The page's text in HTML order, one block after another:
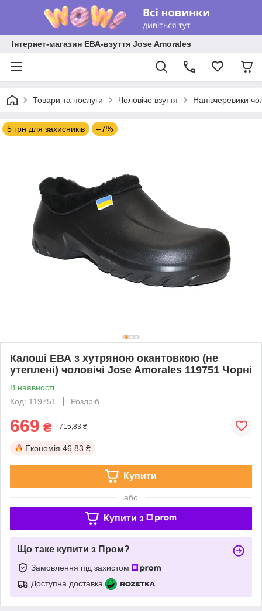
Інтернет-магазин ЕВА-взуття Jose Amorales
Товари та послуги Чоловіче взуття Напівчеревики
5 грн для захисників –7%
Калоші ЕВА з хутряною окантовкою (не
утеплені) чоловічі Jose Amorales 119751 Чорні
В наявності
Код: 119751
Роздріб
669 ₴ 715,83 ₴
Економія 46.83 ₴
Купити
або
Купити з
Що таке купити з Пром?
Замовлення під захистом
Доступна доставка